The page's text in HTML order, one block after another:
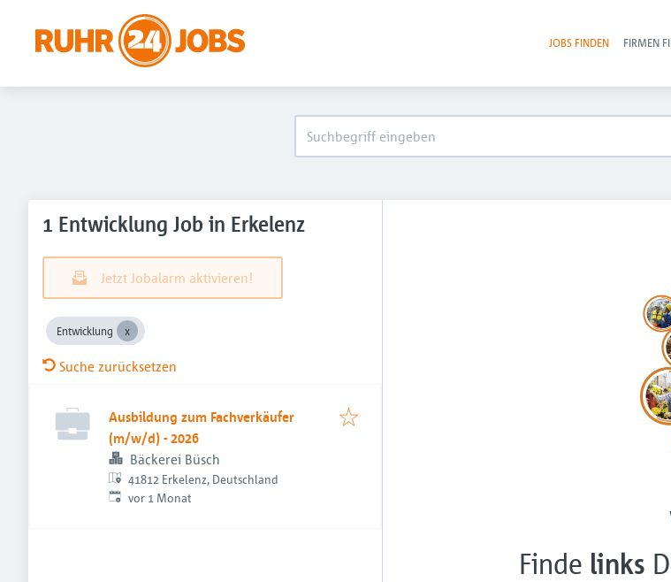
JOBS FINDEN FIRMEN
1 Entwicklung Job in Erkelenz
Jetzt Jobalarm aktivieren!
Entwicklung
Suche zurücksetzen
Ausbildung zum Fachverkäufer
(m/w/d) - 2026
Bäckerei Büsch
41812 Erkelenz, Deutschland
Veröffentlicht:
vor 1 Monat
Finde links